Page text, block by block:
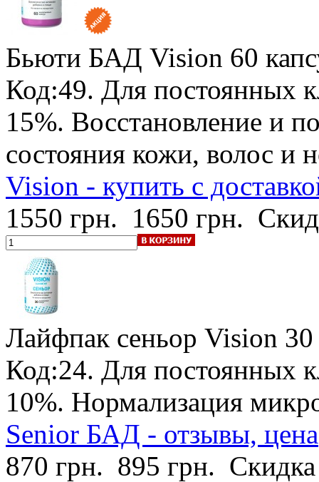
Бьюти БАД Vision 60
Код:49. Для постоянных
15%. Восстановление и
состояния кожи, волос и
Vision - купить с
1550 грн. 1650 грн.
Лайфпак сеньор Vision 30
Код:24. Для постоянных
10%. Нормализация
Senior БАД - отзывы, цена
870 грн. 895 грн.